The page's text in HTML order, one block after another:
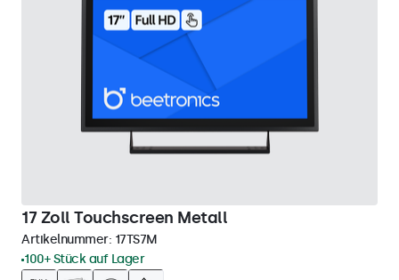
17 Zoll Touchscreen Metall
Artikelnummer: 17TS7M
100+ Stück auf Lager